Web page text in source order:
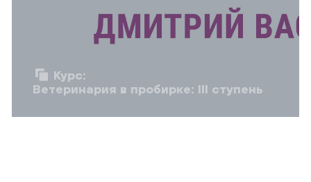
Курс:
Ветеринария в пробирке: III ступень